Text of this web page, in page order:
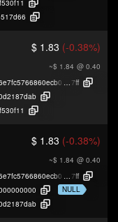
$ 1.83 (-0.38%)
~$ 1.84 @ 0.40
7ff
$ 1.83 (-0.38%)
~$ 1.84 @ 0.40
7ff
NULL